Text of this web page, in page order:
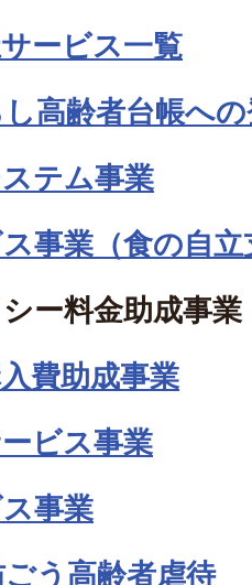
ービス一覧
高齢者台帳へ
テム事業
事業（食の自
ー料金助成事業
費助成事業
ビス事業
事業
う高齢者虐待